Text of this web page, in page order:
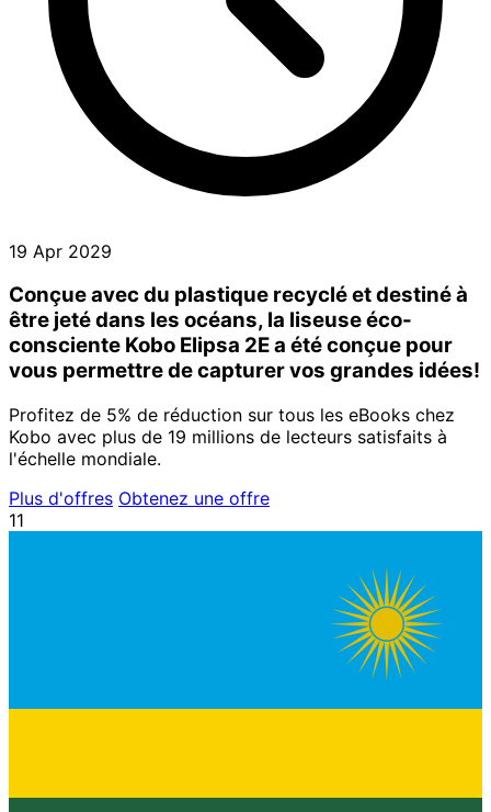
19 Apr 2029
Conçue avec du plastique recyclé et destiné à
être jeté dans les océans, la liseuse éco-
consciente Kobo Elipsa 2E a été conçue pour
vous permettre de capturer vos grandes idées!
Profitez de 5% de réduction sur tous les eBooks chez
Kobo avec plus de 19 millions de lecteurs satisfaits à
l'échelle mondiale.
Plus d'offres Obtenez une offre
11